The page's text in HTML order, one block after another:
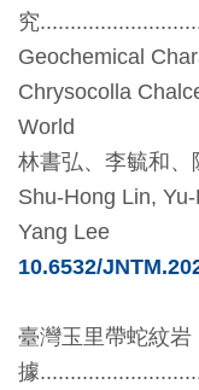
典
藏
研
究
便
民
服
政
究
Geochemical
Chrysocolla
World
林書弘、李毓和
Shu-Hong Lin,
Yang Lee
10.6532/
臺灣玉里帶蛇紋
據